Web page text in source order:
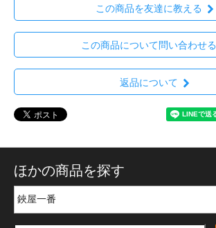
この商品を友達に教える
この商品について問い合わせる
返品について
ほかの商品を探す